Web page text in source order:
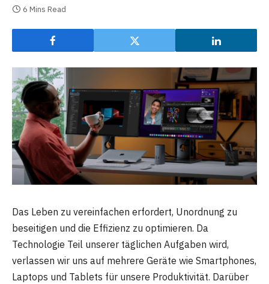
6 Mins Read
Das Leben zu vereinfachen erfordert, Unordnung zu
beseitigen und die Effizienz zu optimieren. Da
Technologie Teil unserer täglichen Aufgaben wird,
verlassen wir uns auf mehrere Geräte wie Smartphones,
Laptops und Tablets für unsere Produktivität. Darüber